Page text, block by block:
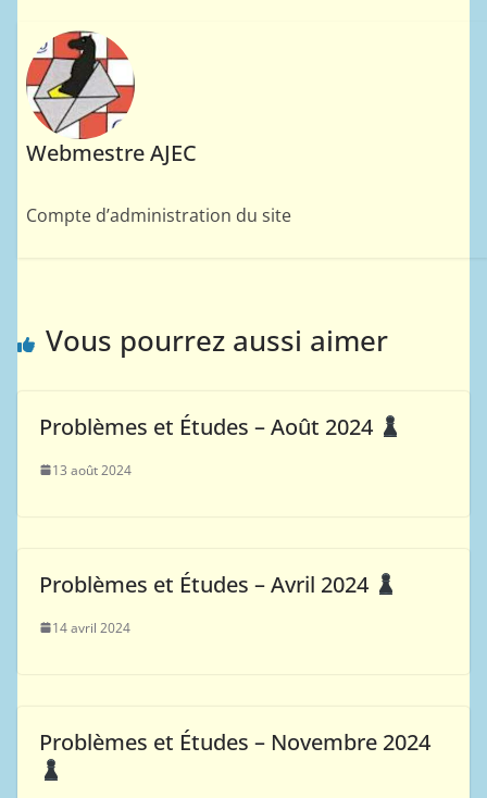
Webmestre AJEC
Compte d’administration du site
Vous pourrez aussi aimer
Problèmes et Études – Août 2024
13 août 2024
Problèmes et Études – Avril 2024
14 avril 2024
Problèmes et Études – Novembre 2024